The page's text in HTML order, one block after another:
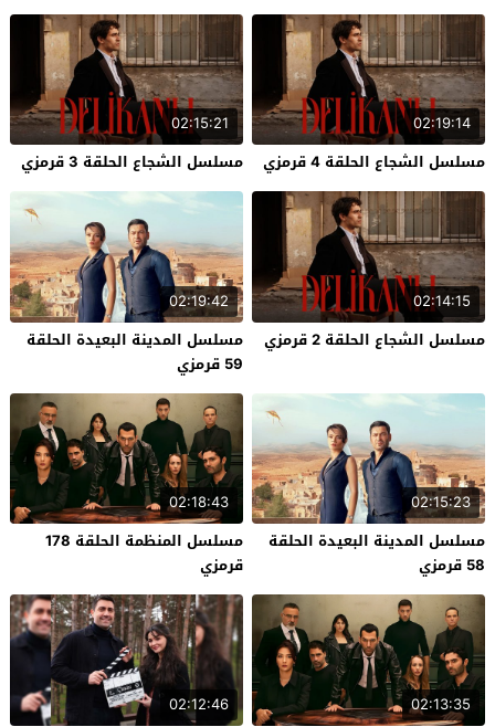
02:19:14
مسلسل الشجاع الحلقة 4 قرمزي
02:15:21
مسلسل الشجاع الحلقة 3 قرمزي
02:14:15
مسلسل الشجاع الحلقة 2 قرمزي
02:19:42
مسلسل المدينة البعيدة الحلقة
59 قرمزي
02:15:23
مسلسل المدينة البعيدة الحلقة
58 قرمزي
02:18:43
مسلسل المنظمة الحلقة 178
قرمزي
02:13:35
02:12:46